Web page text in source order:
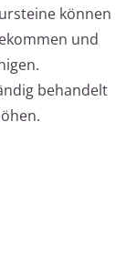
können
und
behandelt